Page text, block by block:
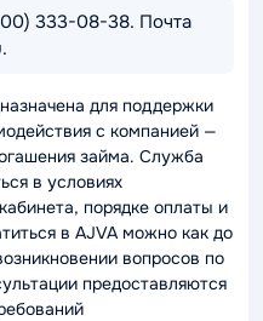
333-08-38. Почта
для поддержки
с компанией —
займа. Служба
в условиях
порядке оплаты и
в AJVA можно как до
вопросов по
предоставляются